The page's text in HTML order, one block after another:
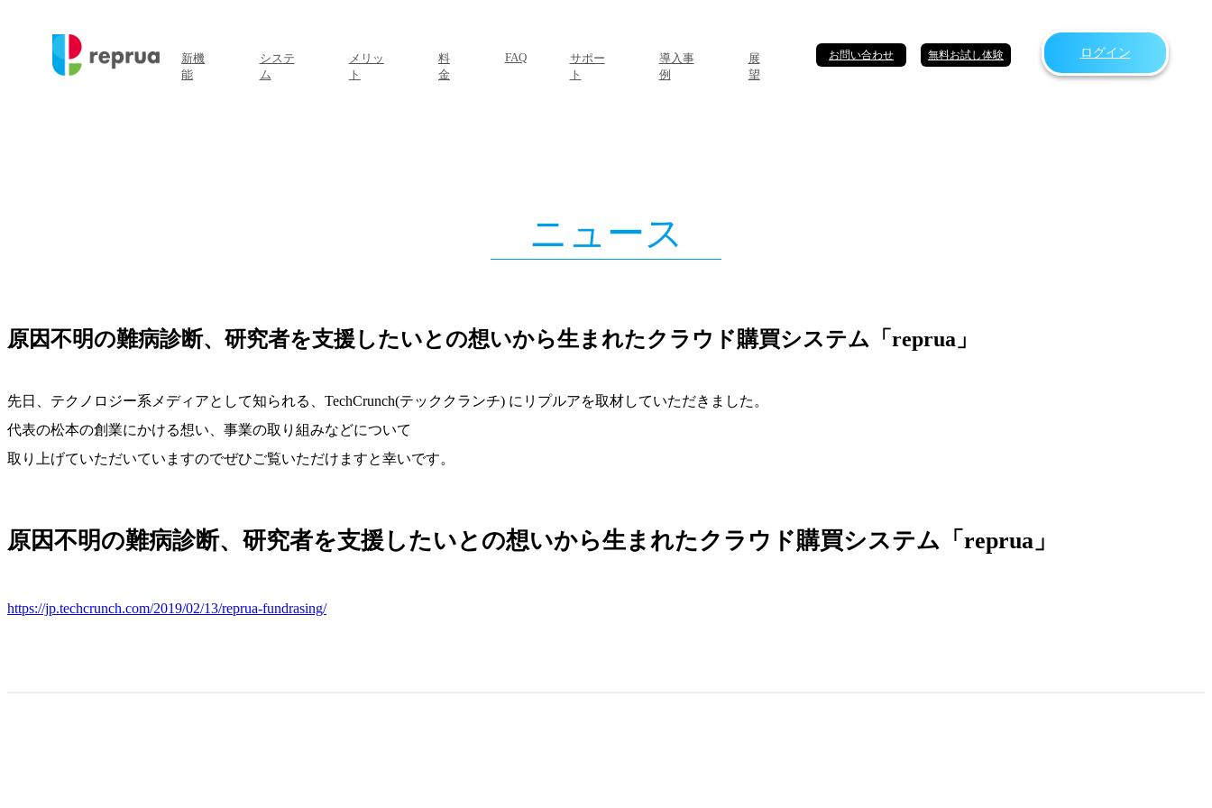
新機
能
システ
ム
メリッ
ト
料
金
FAQ
サポー
ト
導入事
例
展
望
お問い合わせ 無料お試し体験 ログイン
ニュース
原因不明の難病診断、研究者を支援したいとの想いから生まれたクラウド購買システム「reprua」
先日、テクノロジー系メディアとして知られる、TechCrunch(テッククランチ) にリプルアを取材していただきました。
代表の松本の創業にかける想い、事業の取り組みなどについて
取り上げていただいていますのでぜひご覧いただけますと幸いです。
原因不明の難病診断、研究者を支援したいとの想いから生まれたクラウド購買システム「reprua」
https://jp.techcrunch.com/2019/02/13/reprua-fundrasing/